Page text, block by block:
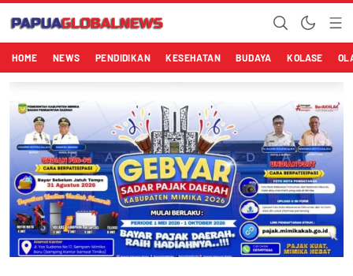
Papuaglobalnews.com
Menulis Fakta dengan Hati Bening
HOME NEWS PENDIDIKAN KESEHATAN BUDAYA KOLASE